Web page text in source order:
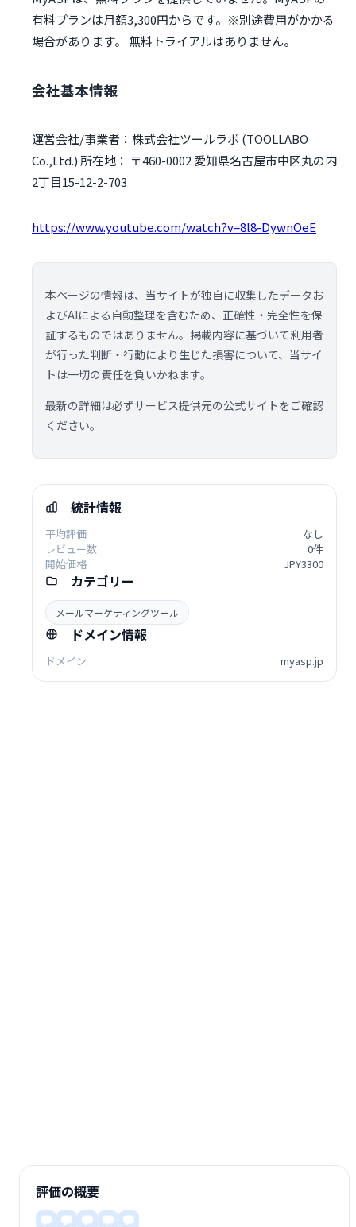
有料プランは月額3,300円からです。※別途費用がかかる
場合があります。 無料トライアルはありません。
会社基本情報
運営会社/事業者：株式会社ツールラボ (TOOLLABO
Co.,Ltd.) 所在地： 〒460-0002 愛知県名古屋市中区丸の内
2丁目15-12-2-703
https://www.youtube.com/watch?v=8l8-DywnOeE
本ページの情報は、当サイトが独自に収集したデータお
よびAIによる自動整理を含むため、正確性・完全性を保
証するものではありません。掲載内容に基づいて利用者
が行った判断・行動により生じた損害について、当サイ
トは一切の責任を負いかねます。
最新の詳細は必ずサービス提供元の公式サイトをご確認
ください。
統計情報
平均評価
なし
レビュー数
0件
開始価格
JPY3300
カテゴリー
メールマーケティングツール
ドメイン情報
ドメイン myasp.jp
評価の概要